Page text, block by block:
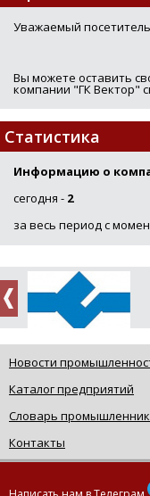
Уважаемый
Вы можете оставить
компании "ГК Вектор"
Статистика
Информацию о
сегодня - 2
за весь период с
Новости
Каталог предприятий
Словарь
Контакты